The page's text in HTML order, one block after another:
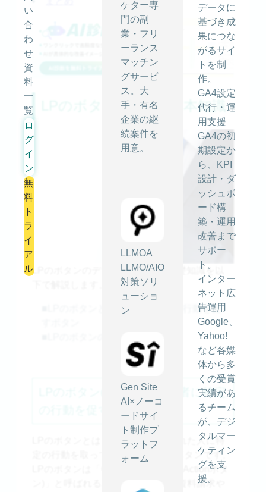
い
合
わ
せ
資
料
一
覧
ロ
グ
イ
ン
無
料
ト
ラ
イ
ア
ル
ケター専
門の副
業・フリ
ーランス
マッチン
グサービ
ス。大
手・有名
企業の継
続案件を
用意。
LLMOA
LLMO/AIO
対策ソリ
ューショ
ン
Gen Site
AI×ノーコ
ードサイ
ト制作プ
ラットフ
ォーム
データに
基づき成
果につな
がるサイ
トを制
作。
GA4設定
代行・運
用支援
GA4の初
期設定か
ら、KPI
設計・ダ
ッシュボ
ード構
築・運用
改善まで
サポー
ト。
インター
ネット広
告運用
Google、
Yahoo!
など各媒
体から多
くの受賞
実績があ
るチーム
が、デジ
タルマー
ケティン
グを支
援。
LPのボタン(CTA)の基本知識
LPのボタンのデザインに関する基礎知識を以
■LPのボタンとは訪問者に特定の行動を促
LPのボタン(CTA)とは訪問者に特定
の行動を促すボタン
LPのボタンとは、Webサイトに訪れた人に特
定の行動を取ってもらうよう促すボタンです。
LPのボタンは「CTAボタン(Call To Actionボタ
資料請求や